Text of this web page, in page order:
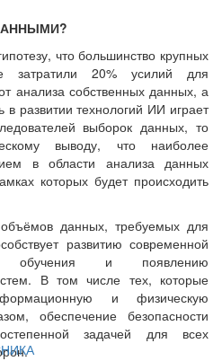
что большинство крупных
затратили 20% усилий для
анализа собственных данных, а
развитии технологий ИИ играет
выборок данных, то
выводу, что наиболее
в области анализа данных
которых будет происходить
данных, требуемых для
развитию современной
обучения и появлению
В том числе тех, которые
и физическую
обеспечение безопасности
задачей для всех